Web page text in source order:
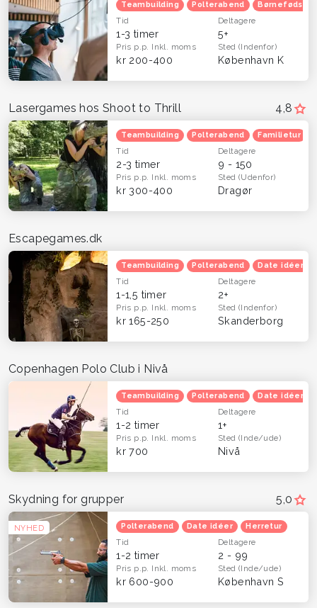
Teambuilding Polterabend
Tid
1-3 timer
Deltagere
5+
Pris p.p. Inkl. moms
kr 200-400
Sted(Indenfor)
København K
4,8
Lasergames hos Shoot to Thrill
Teambuilding Polterabend Familietur
Tid
2-3 timer
Deltagere
9 - 150
Pris p.p. Inkl. moms
kr 300-400
Sted(Udenfor)
Dragør
Escapegames.dk
Teambuilding Polterabend Date idéer
Tid
1-1,5 timer
Deltagere
2+
Pris p.p. Inkl. moms
kr 165-250
Sted(Indenfor)
Skanderborg
Copenhagen Polo Club i Nivå
Teambuilding Polterabend Date idéer
Tid
1-2 timer
Deltagere
1+
Pris p.p. Inkl. moms
kr 700
Sted(Inde/ude)
Nivå
5,0
NYHED
Skydning for grupper
Polterabend Date idéer Herretur
Tid
1-2 timer
Deltagere
2 - 99
Pris p.p. Inkl. moms
kr 600-900
Sted(Inde/ude)
København S